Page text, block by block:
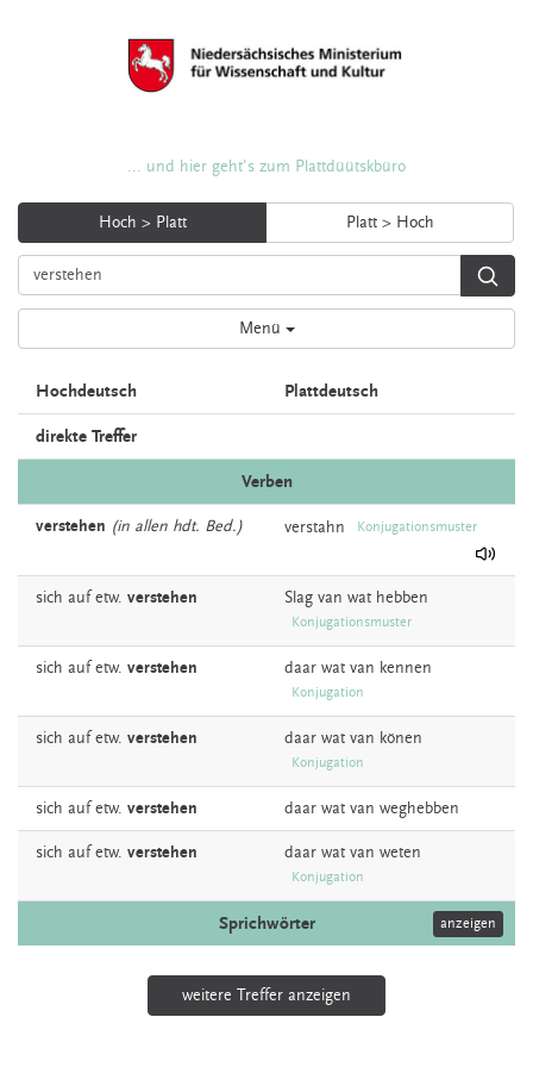
... und hier geht's zum Plattdüütskbüro
Hoch > Platt Platt > Hoch
Menü
Hochdeutsch Plattdeutsch
direkte Treffer
Verben
verstehen (in allen hdt. Bed.) verstahn Konjugationsmuster
sich auf etw. verstehen Slag van wat hebben
Konjugationsmuster
sich auf etw. verstehen daar wat van kennen
Konjugation
sich auf etw. verstehen daar wat van könen
Konjugation
sich auf etw. verstehen daar wat van weghebben
sich auf etw. verstehen daar wat van weten
Konjugation
Sprichwörter anzeigen
weitere Treffer anzeigen